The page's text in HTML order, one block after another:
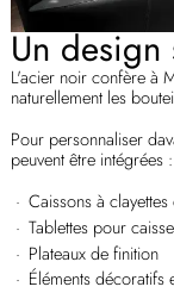
Un
L'acier noir confère à
naturellement les
Pour personnaliser
peuvent être intégrées :
Caissons à
Tablettes pour
Plateaux de finition
Éléments décoratifs